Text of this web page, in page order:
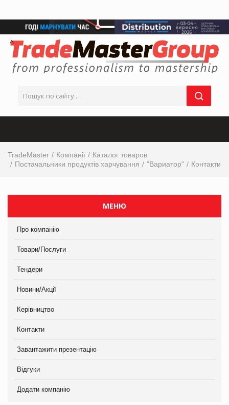
TradeMaster Компанії
Каталог товаров
Постачальники продуктів харчування
"Вариатор" Контакти
МЕНЮ
Про компанію
Товари/Послуги
Тендери
Новини/Акції
Керівництво
Контакти
Завантажити презентацію
Відгуки
Додати компанію